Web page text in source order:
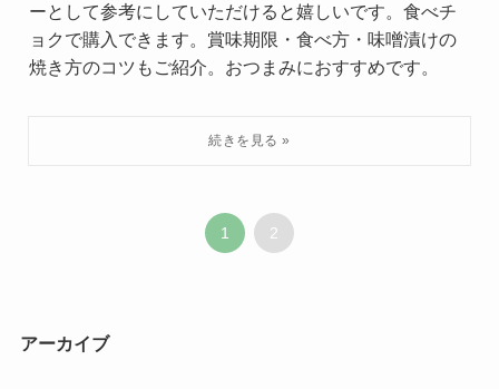
ーとして参考にしていただけると嬉しいです。食べチ
ョクで購入できます。賞味期限・食べ方・味噌漬けの
焼き方のコツもご紹介。おつまみにおすすめです。
1 2
アーカイブ